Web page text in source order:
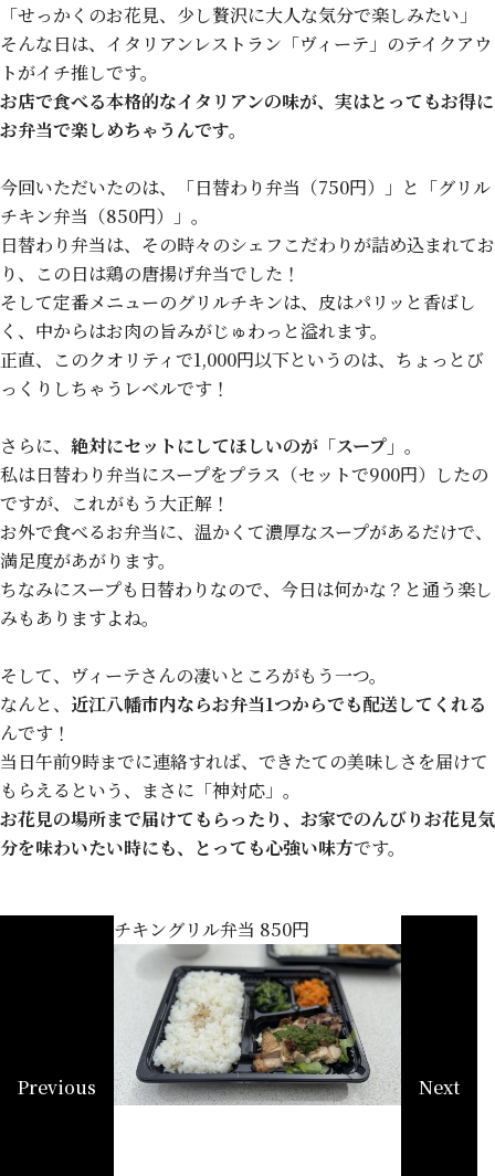
「せっかくのお花見、少し贅沢に大人な気分で楽しみたい」
そんな日は、イタリアンレストラン「ヴィーテ」のテイクアウ
トがイチ推しです。
お店で食べる本格的なイタリアンの味が、実はとってもお得に
お弁当で楽しめちゃう んです。
今回いただいたのは、「日替わり弁当（750円）」と「グリル
チキン弁当（850円）」。
日替わり弁当は、その時々のシェフこだわりが詰め込まれてお
り、この日は鶏の唐揚げ弁当でした！
そして定番メニューのグリルチキンは、皮はパリッと香ばし
く、中からはお肉の旨みがじゅわっと溢れます。
正直、このクオリティで1,000円以下というのは、ちょっとび
っくりしちゃうレベルです！
さらに、 絶対にセットにしてほしいのが「スープ」 。
私は日替わり弁当にスープをプラス（セットで900円）したの
ですが、これがもう大正解！
お外で食べるお弁当に、温かくて濃厚なスープがあるだけで、
満足度があがります。
ちなみにスープも日替わりなので、今日は何かな？と通う楽し
みもありますよね。
そして、ヴィーテさんの凄いところがもう一つ。
なんと、 近江八幡市内ならお弁当1つからでも配送してくれる
んです！
当日午前9時までに連絡すれば、できたての美味しさを届けて
もらえるという、まさに「神対応」。
お花見の場所まで届けてもらったり、お家でのんびりお花見気
分を味わいたい時にも、とっても心強い味方です。
Previous
チキングリル弁当 850円
Next